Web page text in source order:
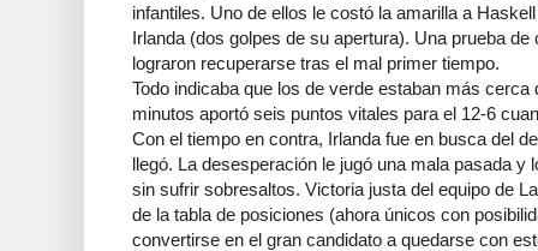
infantiles. Uno de ellos le costó la amarilla a
Irlanda (dos golpes de su apertura). Una prueba
lograron recuperarse tras el mal primer tiempo.
Todo indicaba que los de verde estaban más cerca
minutos aportó seis puntos vitales para el 12-6
Con el tiempo en contra, Irlanda fue en busca del
llegó. La desesperación le jugó una mala pasada y
sin sufrir sobresaltos. Victoria justa del equipo de
de la tabla de posiciones (ahora únicos con
convertirse en el gran candidato a quedarse con